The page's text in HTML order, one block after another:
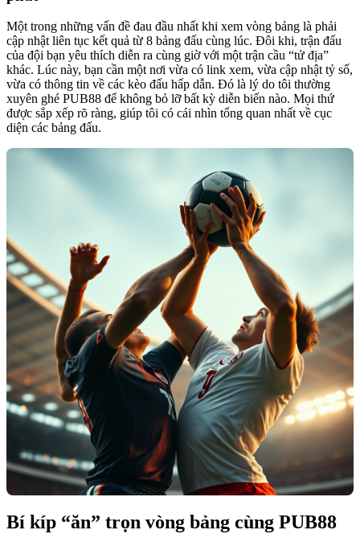
Một trong những vấn đề đau đầu nhất khi xem vòng bảng là phải
cập nhật liên tục kết quả từ 8 bảng đấu cùng lúc. Đôi khi, trận đấu
của đội bạn yêu thích diễn ra cùng giờ với một trận cầu “tử địa”
khác. Lúc này, bạn cần một nơi vừa có link xem, vừa cập nhật tỷ số,
vừa có thông tin về các kèo đấu hấp dẫn. Đó là lý do tôi thường
xuyên ghé PUB88 để không bỏ lỡ bất kỳ diễn biến nào. Mọi thứ
được sắp xếp rõ ràng, giúp tôi có cái nhìn tổng quan nhất về cục
diện các bảng đấu.
Bí kíp “ăn” trọn vòng bảng cùng PUB88